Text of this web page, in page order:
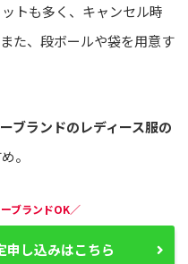
トも多く、キャンセル時
た、段ボールや袋を用意す
ーブランドのレディース服の
。
ブランドOK／
申し込みはこちら